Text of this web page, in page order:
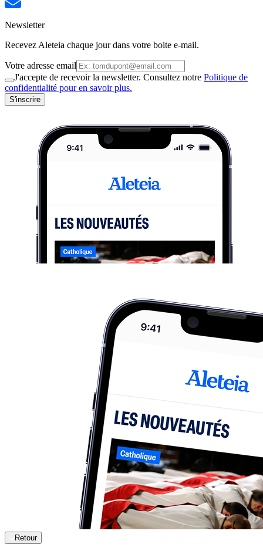
Newsletter
Recevez Aleteia chaque jour dans votre boite e-mail.
Votre adresse email
J'accepte de recevoir la newsletter. Consultez notre Politique de
confidentialité pour en savoir plus.
S'inscrire
Retour